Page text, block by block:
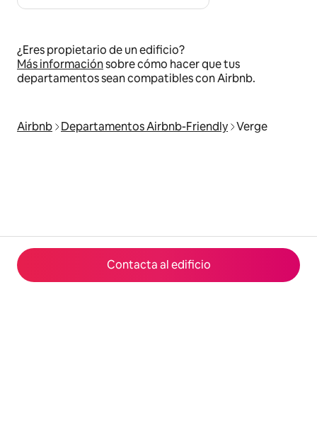
Contacta al edificio
¿Eres propietario de un edificio?
Más informaciónsobre cómo hacer que tus
departamentos sean compatibles con Airbnb.
Airbnb Departamentos Airbnb-Friendly Verge